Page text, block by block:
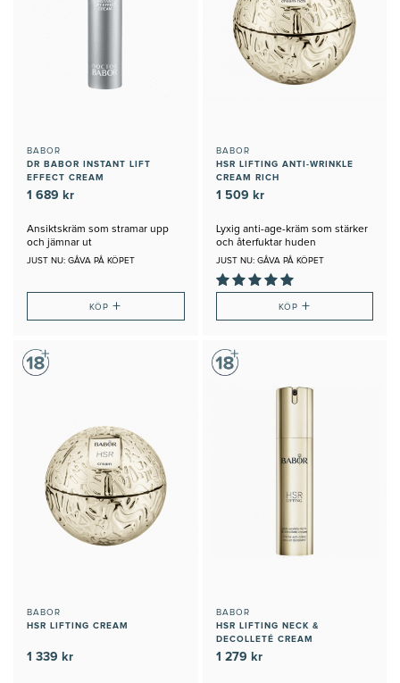
BABOR
DR BABOR INSTANT LIFT
EFFECT CREAM
1 689 kr
Ansiktskräm som stramar upp
och jämnar ut
JUST NU: GÅVA PÅ KÖPET
KÖP+
BABOR
HSR LIFTING ANTI-WRINKLE
CREAM RICH
1 509 kr
Lyxig anti-age-kräm som stärker
och återfuktar huden
JUST NU: GÅVA PÅ KÖPET
KÖP +
BABOR
HSR LIFTING CREAM
1 339 kr
BABOR
HSR LIFTING NECK &
DECOLLETÉ CREAM
1 279 kr